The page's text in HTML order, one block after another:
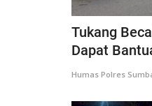
Tukang
Dapat
Humas Polres